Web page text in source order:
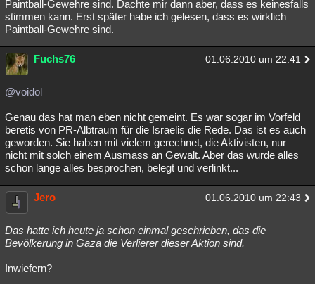
Paintball-Gewehre sind. Dachte mir dann aber, dass es keinesfalls
stimmen kann. Erst später habe ich gelesen, dass es wirklich
Paintball-Gewehre sind.
Fuchs76 01.06.2010 um 22:41
@voidol
Genau das hat man eben nicht gemeint. Es war sogar im Vorfeld
beretis von PR-Albtraum für die Israelis die Rede. Das ist es auch
geworden. Sie haben mit vielem gerechnet, die Aktivisten, nur
nicht mit solch einem Ausmass an Gewalt. Aber das wurde alles
schon lange alles besprochen, belegt und verlinkt...
Jero 01.06.2010 um 22:43
Das hatte ich heute ja schon einmal geschrieben, das die
Bevölkerung in Gaza die Verlierer dieser Aktion sind.
Inwiefern?